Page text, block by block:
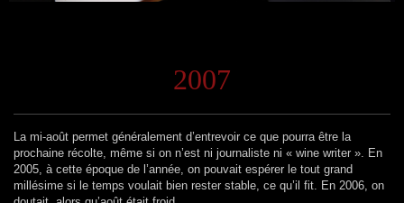
2007
La mi-août permet généralement d’entrevoir ce que pourra être la
prochaine récolte, même si on n’est ni journaliste ni « wine writer ». En
2005, à cette époque de l’année, on pouvait espérer le tout grand
millésime si le temps voulait bien rester stable, ce qu’il fit. En 2006, on